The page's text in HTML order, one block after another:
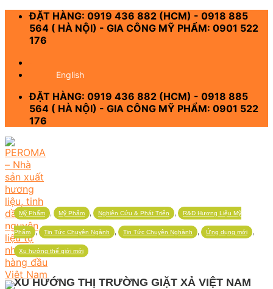
Skip
content
ĐẶT HÀNG: 0919 436 882 (HCM) - 0918 885
564 ( HÀ NỘI) - GIA CÔNG MỸ PHẨM: 0901 522
176
English
ĐẶT HÀNG: 0919 436 882 (HCM) - 0918 885
564 ( HÀ NỘI) - GIA CÔNG MỸ PHẨM: 0901 522
176
Mỹ Phẩm Mỹ Phẩm Nghiên Cứu & Phát Triển R&D Hương Liệu Mỹ
Phẩm , Tin Tức Chuyên Ngành Tin Tức Chuyên Nghành Ứng dụng mới
Xu hướng thế giới mới
XU HƯỚNG THỊ TRƯỜNG GIẶT XẢ VIỆT NAM